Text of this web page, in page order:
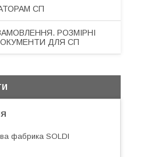
СП
РОЗМІРНІ
ДЛЯ СП
фабрика SOLDI